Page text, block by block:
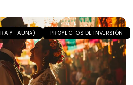
Y FAUNA) PROYECTOS DE INVERSIÓN